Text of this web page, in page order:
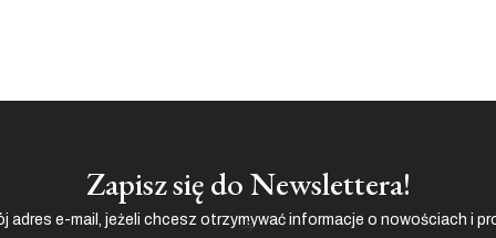
Zapisz się do Newslettera!
adres e-mail, jeżeli chcesz otrzymywać informacje o nowościach i